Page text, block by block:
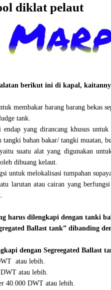
diklat pelaut
berikut ini di kapal,
membakar barang barang bekas
tank.
yang dirancang khusus
tangki bahan bakar/ tangki muatan,
yaitu suatu alat yang digunakan
dibuang kelaut.
untuk melokalisasi tumpahan
larutan atau cairan yang
harus dilengkapi dengan tanki
Ballast tank” dibanding
dengan Segreegated Ballast
atau lebih.
atau lebih.
40.000 DWT atau lebih.